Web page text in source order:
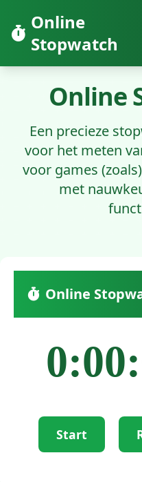
Online
Stopwatch
Online
Een precieze
voor het meten
voor games
met
Online
Start